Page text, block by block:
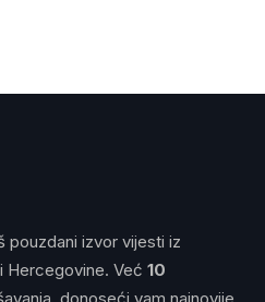
pouzdani izvor vijesti iz
Hercegovine. Već 10